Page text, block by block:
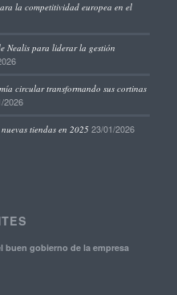
la competitividad europea en el
Nealis para liderar la gestión
circular transformando sus cortinas
2026
tiendas en 2025 23/01/2026
buen gobierno de la empresa